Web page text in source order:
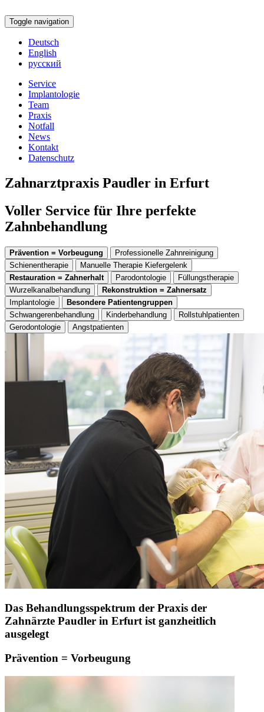
Toggle navigation
Deutsch
English
русский
Service
Implantologie
Team
Praxis
Notfall
News
Kontakt
Datenschutz
Zahnarztpraxis Paudler in Erfurt
Voller Service für Ihre perfekte
Zahnbehandlung
Prävention = Vorbeugung
Professionelle Zahnreinigung
Schienentherapie
Manuelle Therapie Kiefergelenk
Restauration = Zahnerhalt
Parodontologie
Füllungstherapie
Wurzelkanalbehandlung
Rekonstruktion = Zahnersatz
Implantologie
Besondere Patientengruppen
Schwangerenbehandlung
Kinderbehandlung
Rollstuhlpatienten
Gerodontologie
Angstpatienten
Das Behandlungsspektrum der Praxis der
Zahnärzte Paudler in Erfurt ist ganzheitlich
ausgelegt
Prävention = Vorbeugung